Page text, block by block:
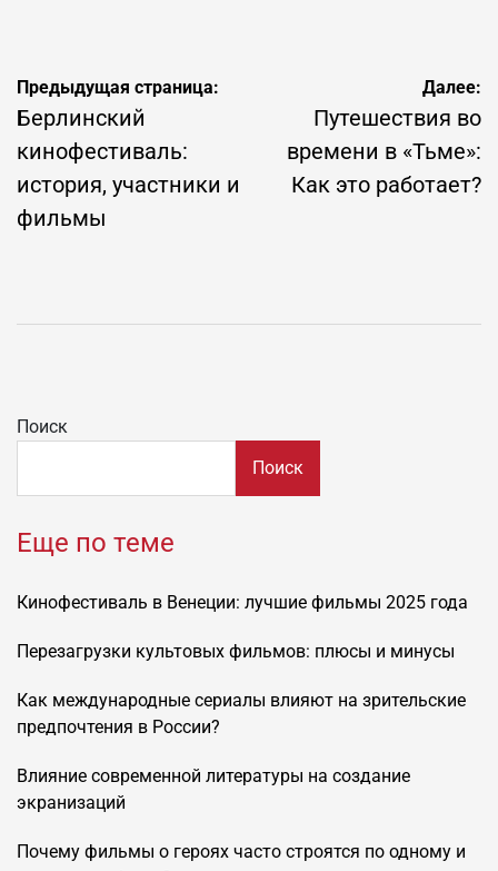
Навигация
по
записям
Предыдущая страница:
Берлинский
кинофестиваль:
история, участники и
фильмы
Далее:
Путешествия во
времени в «Тьме»:
Как это работает?
Поиск
Поиск
Еще по теме
Кинофестиваль в Венеции: лучшие фильмы 2025 года
Перезагрузки культовых фильмов: плюсы и минусы
Как международные сериалы влияют на зрительские
предпочтения в России?
Влияние современной литературы на создание
экранизаций
Почему фильмы о героях часто строятся по одному и